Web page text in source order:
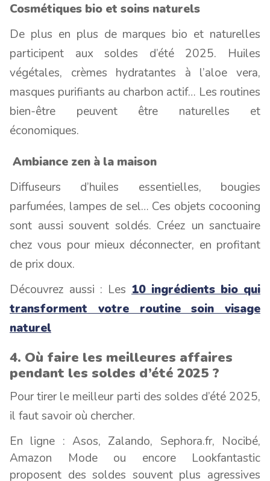
Cosmétiques bio et soins naturels
De plus en plus de marques bio et naturelles
participent aux soldes d’été 2025. Huiles
végétales, crèmes hydratantes à l’aloe vera,
masques purifiants au charbon actif… Les routines
bien-être peuvent être naturelles et
économiques.
Ambiance zen à la maison
Diffuseurs d’huiles essentielles, bougies
parfumées, lampes de sel… Ces objets cocooning
sont aussi souvent soldés. Créez un sanctuaire
chez vous pour mieux déconnecter, en profitant
de prix doux.
Découvrez aussi : Les 10 ingrédients bio qui
transforment votre routine soin visage
naturel
4. Où faire les meilleures affaires
pendant les soldes d’été 2025 ?
Pour tirer le meilleur parti des soldes d’été 2025,
il faut savoir où chercher.
En ligne : Asos, Zalando, Sephora.fr, Nocibé,
Amazon Mode ou encore Lookfantastic
proposent des soldes souvent plus agressives